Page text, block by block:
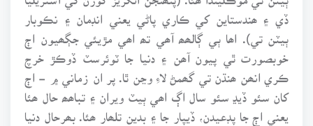
ڏي ۽ ھندستاين کي ڪاري پاڻي يعني انڊمان ۽ نڪوبار
ٻيٽن تي). اھا ٻي ڳالھھ آھي تھ اھي مڙيئي جڳھيون اڄ
خوبصورت ٿي پيون آھن ۽ دنيا جا ٽوئرسٽ ڏوڪڙ خرچ
ڪري انھن ھنڌن تي گھمڻ لاءِ وڃن ٿا. پر ان زماني ۾ - اڄ
کان سئو ڏيڍ سئو سال اڳ اھي ٻيٽ ويران ۽ تباھھ حال ھئا
يعني اڄ جا پڊعيدن، ڏيپار جا ۽ بدين تلھار ھئا. بھرحال دنيا